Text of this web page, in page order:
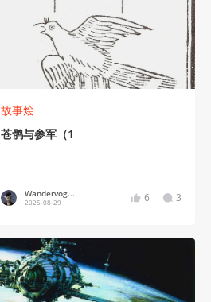
故事烩
苍鹘与参军（1
Wandervog...
2025-08-29 6 3